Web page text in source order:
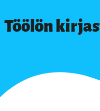
Töölön